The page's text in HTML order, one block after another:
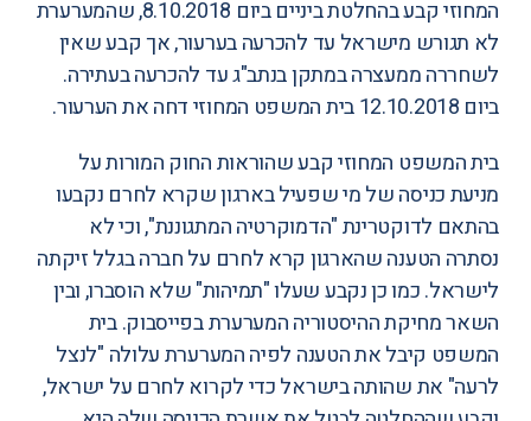
המחוזי קבע בהחלטת ביניים
ביום 8.10.2018, שהמערערת
לא תגורש מישראל עד להכרעה בערעור, אך קבע שאין
לשחררה ממעצרה במתקן בנתב"ג עד להכרעה בעתירה.
ביום 12.10.2018 בית המשפט המחוזי דחה את הערעור.
בית המשפט המחוזי קבע שהוראות החוק המורות על
מניעת כניסה של מי שפעיל בארגון שקרא לחרם נקבעו
בהתאם לדוקטרינת "הדמוקרטיה המתגוננת", וכי לא
נסתרה הטענה שהארגון קרא לחרם על חברה בגלל זיקתה
לישראל. כמו כן נקבע שעלו "תמיהות" שלא הוסברו, ובין
השאר מחיקת ההיסטוריה המערערת בפייסבוק. בית
המשפט קיבל את הטענה לפיה המערערת עלולה "לנצל
לרעה" את שהותה בישראל כדי לקרוא לחרם על ישראל,